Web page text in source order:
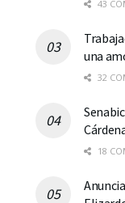
43
una
32
18